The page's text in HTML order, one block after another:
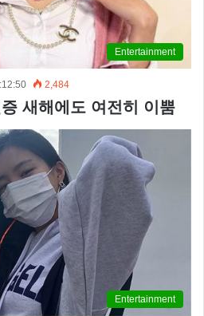
Entertainment
2,484
새해에도 여전히 이뿜
Entertainment